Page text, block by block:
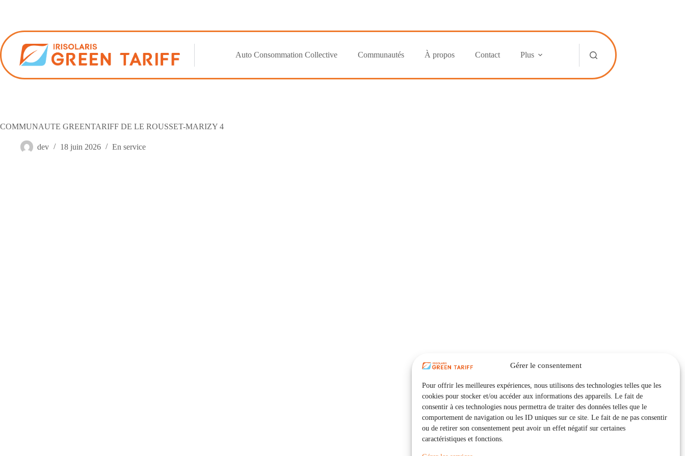
Gérer le consentement
Pour offrir les meilleures expériences, nous utilisons des technologies telles que les
cookies pour stocker et/ou accéder aux informations des appareils. Le fait de
consentir à ces technologies nous permettra de traiter des données telles que le
comportement de navigation ou les ID uniques sur ce site. Le fait de ne pas consentir
ou de retirer son consentement peut avoir un effet négatif sur certaines
caractéristiques et fonctions.
Auto Consommation Collective Communautés À propos Contact Plus
COMMUNAUTE GREENTARIFF DE LE ROUSSET-MARIZY 4
dev 18 juin 2026 En service